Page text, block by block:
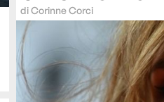
diCorinne Corci